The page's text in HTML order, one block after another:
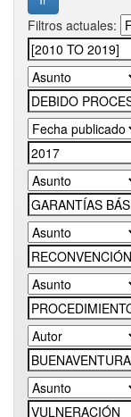
Filtros actuales: